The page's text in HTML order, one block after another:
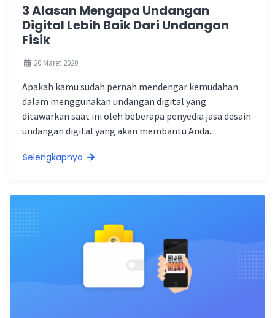
3 Alasan Mengapa Undangan
Digital Lebih Baik Dari Undangan
Fisik
20 Maret 2020
Apakah kamu sudah pernah mendengar kemudahan
dalam menggunakan undangan digital yang
ditawarkan saat ini oleh beberapa penyedia jasa desain
undangan digital yang akan membantu Anda...
Selengkapnya